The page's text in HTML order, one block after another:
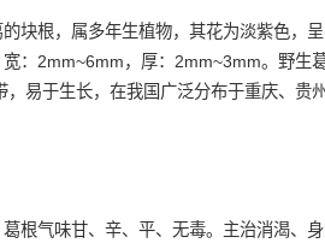
块根，属多年生植物，其花为淡紫色，
：2mm~6mm，厚：2mm~3mm。野生
，易于生长，在我国广泛分布于重庆、贵
根气味甘、辛、平、无毒。主治消渴、